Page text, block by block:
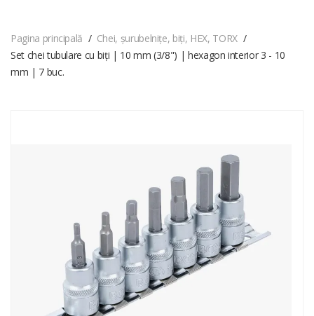
Pagina principală
Chei, șurubelnițe, biți, HEX, TORX
Set chei tubulare cu biți | 10 mm (3/8") | hexagon interior 3 - 10
mm | 7 buc.